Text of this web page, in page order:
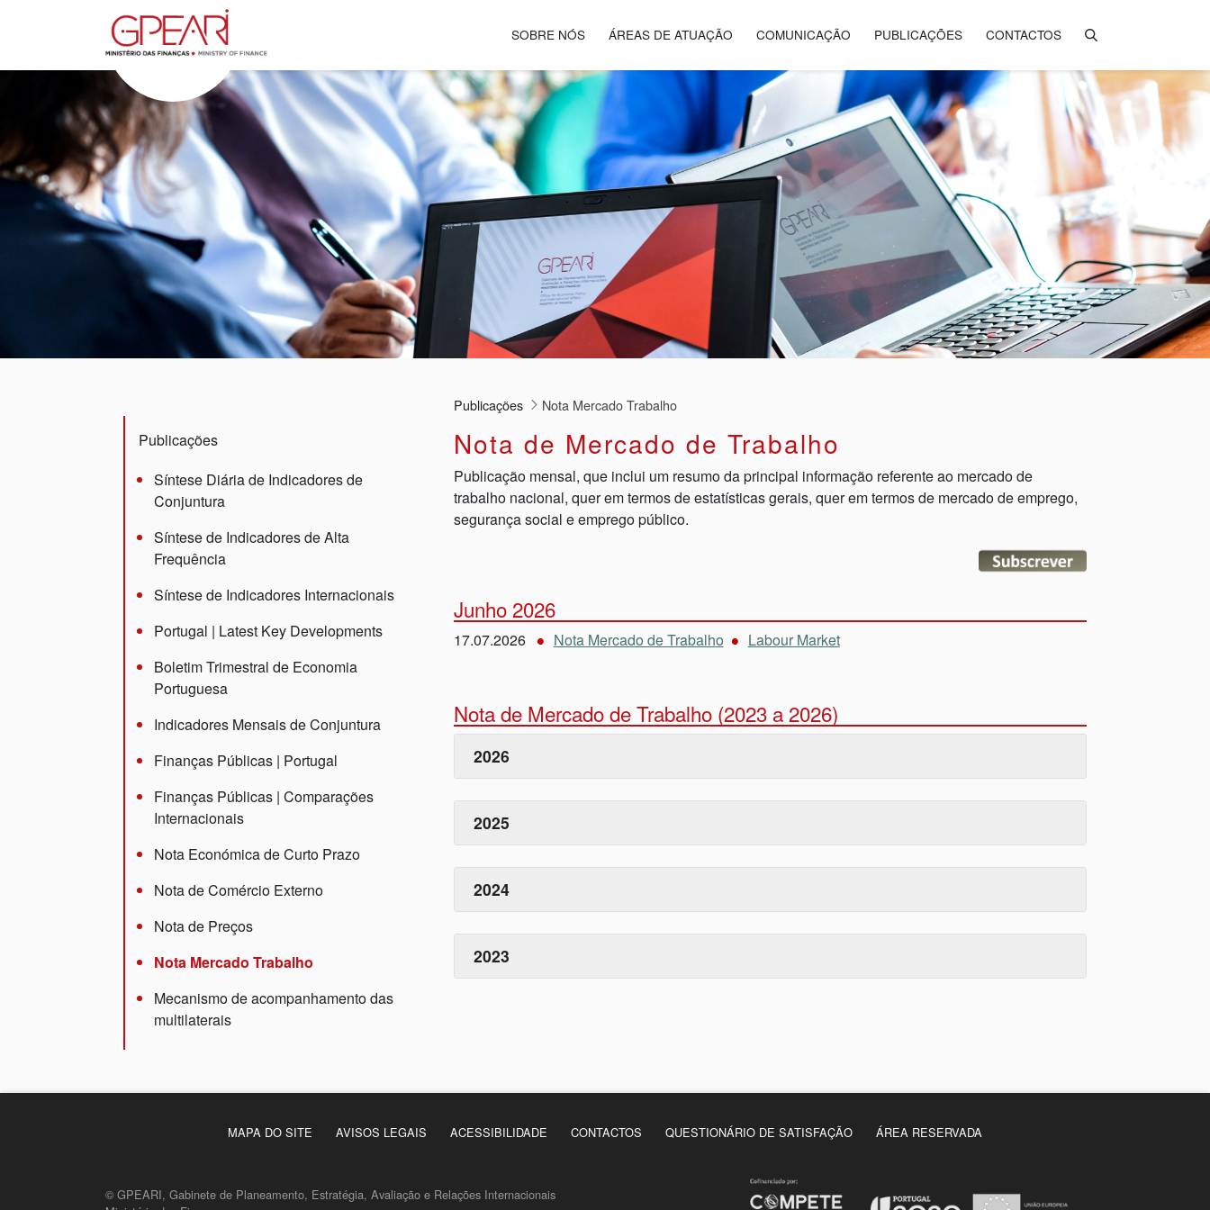
SOBRE NÓS ÁREAS DE ATUAÇÃO COMUNICAÇÃO PUBLICAÇÕES CONTACTOS
Publicações
Síntese Diária de Indicadores de
Conjuntura
Síntese de Indicadores de Alta
Frequência
Síntese de Indicadores Internacionais
Portugal | Latest Key Developments
Boletim Trimestral de Economia
Portuguesa
Indicadores Mensais de Conjuntura
Finanças Públicas | Portugal
Finanças Públicas | Comparações
Internacionais
Nota Económica de Curto Prazo
Nota de Comércio Externo
Nota de Preços
Nota Mercado Trabalho
Mecanismo de acompanhamento das
multilaterais
Publicações Nota Mercado Trabalho
Nota de Mercado de Trabalho
Publicação mensal, que inclui um resumo da principal informação referente ao mercado de
trabalho nacional, quer em termos de estatísticas gerais, quer em termos de mercado de emprego,
segurança social e emprego público.
Junho 2026
17.07.2026 Nota Mercado de Trabalho Labour Market
Nota de Mercado de Trabalho (2023 a 2026)
2026
2025
2024
2023
MAPA DO SITE AVISOS LEGAIS ACESSIBILIDADE CONTACTOS QUESTIONÁRIO DE SATISFAÇÃO ÁREA RESERVADA
© GPEARI, Gabinete de Planeamento, Estratégia, Avaliação e Relações Internacionais